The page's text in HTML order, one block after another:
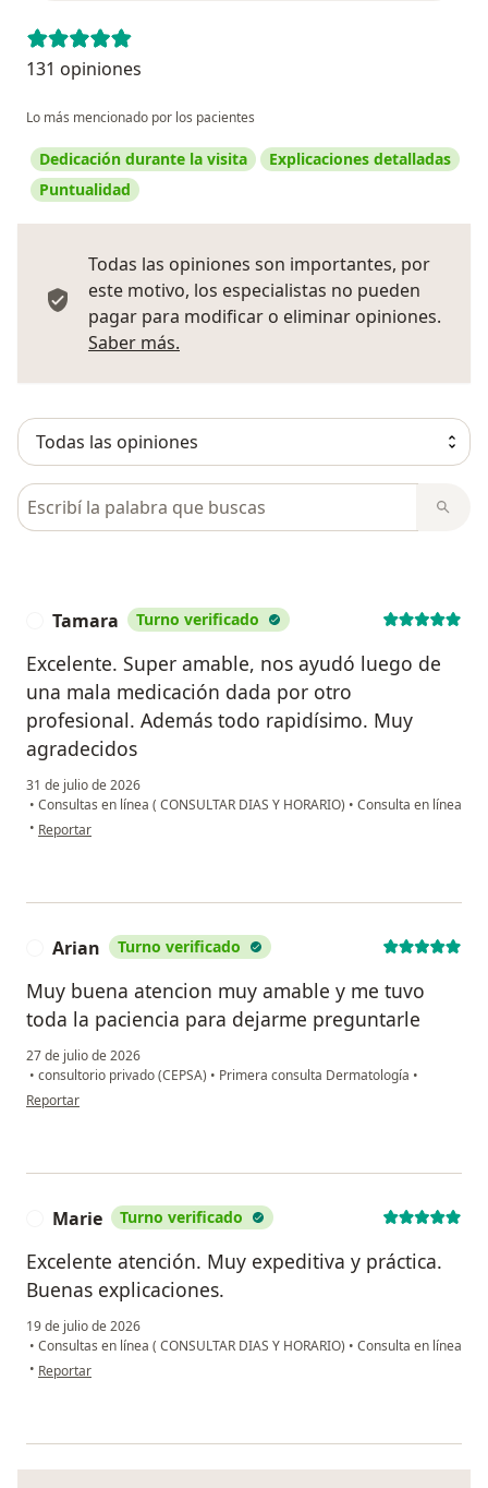
131 opiniones
Lo más mencionado por los pacientes
Dedicación durante la visita
Explicaciones detalladas
Puntualidad
Todas las opiniones son importantes, por
este motivo, los especialistas no pueden
pagar para modificar o eliminar opiniones.
Saber más.
Busca en opiniones
Tamara Turno verificado
Excelente. Super amable, nos ayudó luego de
una mala medicación dada por otro
profesional. Además todo rapidísimo. Muy
agradecidos
31 de julio de 2026
• Consultas en línea ( CONSULTAR DIAS Y HORARIO) • Consulta en línea
• en opinión del usuario Tamara
Reportar
Arian Turno verificado
Muy buena atencion muy amable y me tuvo
toda la paciencia para dejarme preguntarle
27 de julio de 2026
• consultorio privado (CEPSA) • Primera consulta Dermatología •
en opinión del usuario Arian
Reportar
Marie Turno verificado
Excelente atención. Muy expeditiva y práctica.
Buenas explicaciones.
19 de julio de 2026
• Consultas en línea ( CONSULTAR DIAS Y HORARIO) • Consulta en línea
• en opinión del usuario Marie
Reportar